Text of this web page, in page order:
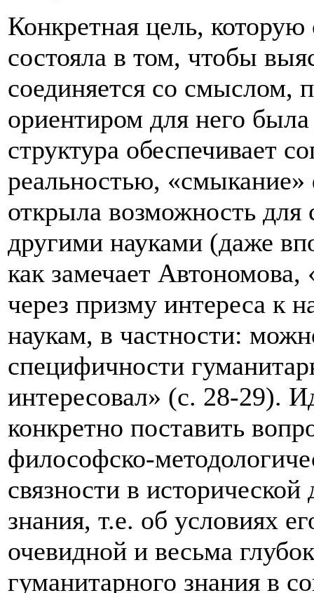
Конкретная цель,
состояла в том, чтобы
соединяется со смыслом,
ориентиром для него
структура обеспечивает
реальностью,
открыла возможность для
другими науками (даже
как замечает
через призму интереса к
наукам, в частности:
специфичности
интересовал» (с. 28-29).
конкретно поставить
философско-
связности в
знания, т.е. об условиях
очевидной и весьма
гуманитарного знания в